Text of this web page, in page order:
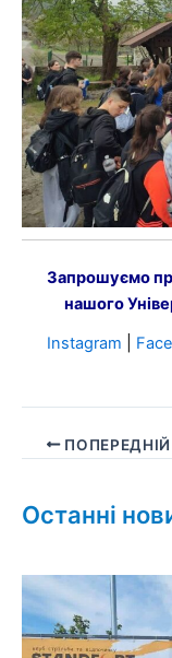
Запрошуємо
нашого
Instagram
ПОПЕРЕДНІЙ
Останні